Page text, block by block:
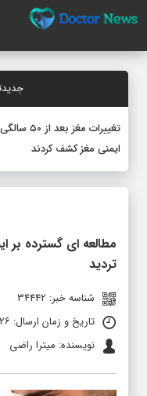
ایمنی مغز کشف کردند
مطالعه‌ ای گسترده بر
تردید
شناسه خبر: 34442
تاریخ و زمان ارسال: ۲۶ تیر ۱۴۰۴ ساعت ۰۶:۴۷
نویسنده: میترا راضی